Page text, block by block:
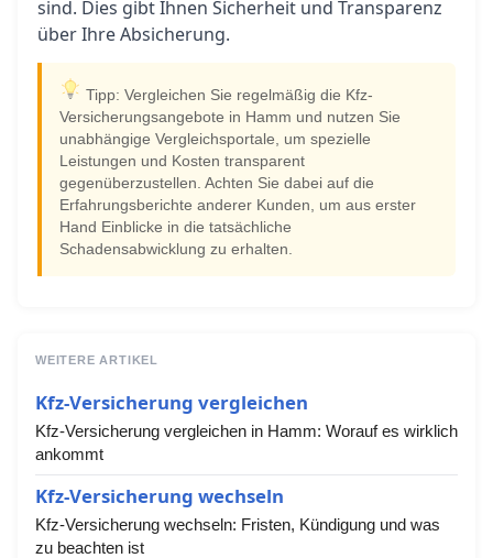
sind. Dies gibt Ihnen Sicherheit und Transparenz
über Ihre Absicherung.
Tipp: Vergleichen Sie regelmäßig die Kfz-
Versicherungsangebote in Hamm und nutzen Sie
unabhängige Vergleichsportale, um spezielle
Leistungen und Kosten transparent
gegenüberzustellen. Achten Sie dabei auf die
Erfahrungsberichte anderer Kunden, um aus erster
Hand Einblicke in die tatsächliche
Schadensabwicklung zu erhalten.
WEITERE ARTIKEL
Kfz-Versicherung vergleichen
Kfz-Versicherung vergleichen in Hamm: Worauf es wirklich
ankommt
Kfz-Versicherung wechseln
Kfz-Versicherung wechseln: Fristen, Kündigung und was
zu beachten ist